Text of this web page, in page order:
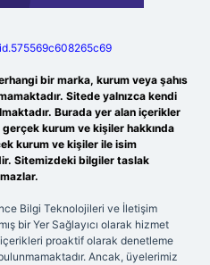
bir marka, kurum veya şahıs
Sitede yalnızca kendi
Burada yer alan içerikler
kurum ve kişiler hakkında
kurum ve kişiler ile isim
Sitemizdeki bilgiler taslak
Bilgi Teknolojileri ve İletişim
bir Yer Sağlayıcı olarak hizmet
proaktif olarak denetleme
Ancak, üyelerimiz